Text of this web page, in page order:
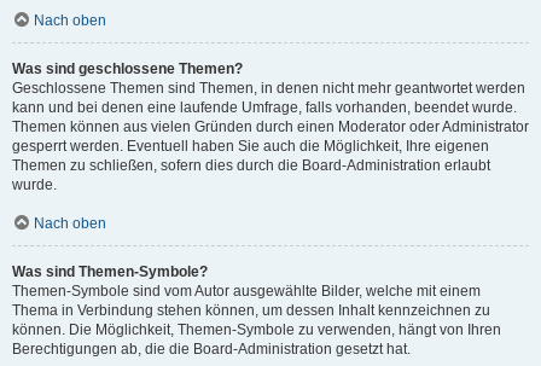
Nach oben
Was sind geschlossene Themen?
Geschlossene Themen sind Themen, in denen nicht mehr geantwortet werden
kann und bei denen eine laufende Umfrage, falls vorhanden, beendet wurde.
Themen können aus vielen Gründen durch einen Moderator oder Administrator
gesperrt werden. Eventuell haben Sie auch die Möglichkeit, Ihre eigenen
Themen zu schließen, sofern dies durch die Board-Administration erlaubt
wurde.
Nach oben
Was sind Themen-Symbole?
Themen-Symbole sind vom Autor ausgewählte Bilder, welche mit einem
Thema in Verbindung stehen können, um dessen Inhalt kennzeichnen zu
können. Die Möglichkeit, Themen-Symbole zu verwenden, hängt von Ihren
Berechtigungen ab, die die Board-Administration gesetzt hat.